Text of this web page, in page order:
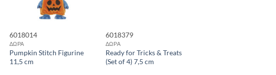
6018014
ΔΩΡΑ
Pumpkin Stitch Figurine
11,5 cm
6018379
ΔΩΡΑ
Ready for Tricks & Treats
(Set of 4) 7,5 cm